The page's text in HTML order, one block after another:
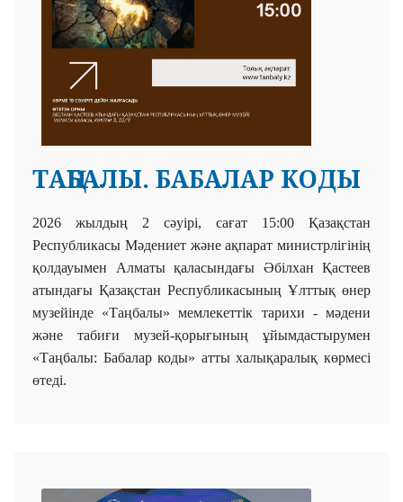
ТАҢБАЛЫ. БАБАЛАР КОДЫ
2026 жылдың 2 сәуірі, сағат 15:00 Қазақстан
Республикасы Мәдениет және ақпарат министрлігінің
қолдауымен Алматы қаласындағы Әбілхан Қастеев
атындағы Қазақстан Республикасының Ұлттық өнер
музейінде «Таңбалы» мемлекеттік тарихи - мәдени
және табиғи музей-қорығының ұйымдастырумен
«Таңбалы: Бабалар коды» атты халықаралық көрмесі
өтеді.